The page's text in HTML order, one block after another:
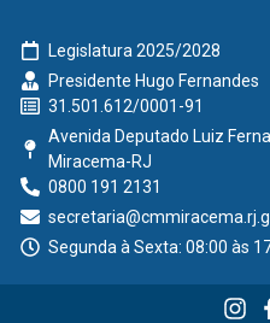
Legislatura 2025/2028
Presidente Hugo Fernandes
31.501.612/0001-91
Avenida Deputado Luiz
Miracema-RJ
0800 191 2131
Segunda à Sexta: 08:00 às